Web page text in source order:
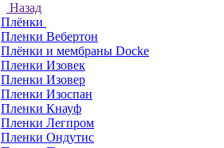
Назад
Плёнки
Пленки Вебертон
Плёнки и мембраны Docke
Пленки Изовек
Пленки Изовер
Пленки Изоспан
Пленки Кнауф
Пленки Легпром
Пленки Ондутис